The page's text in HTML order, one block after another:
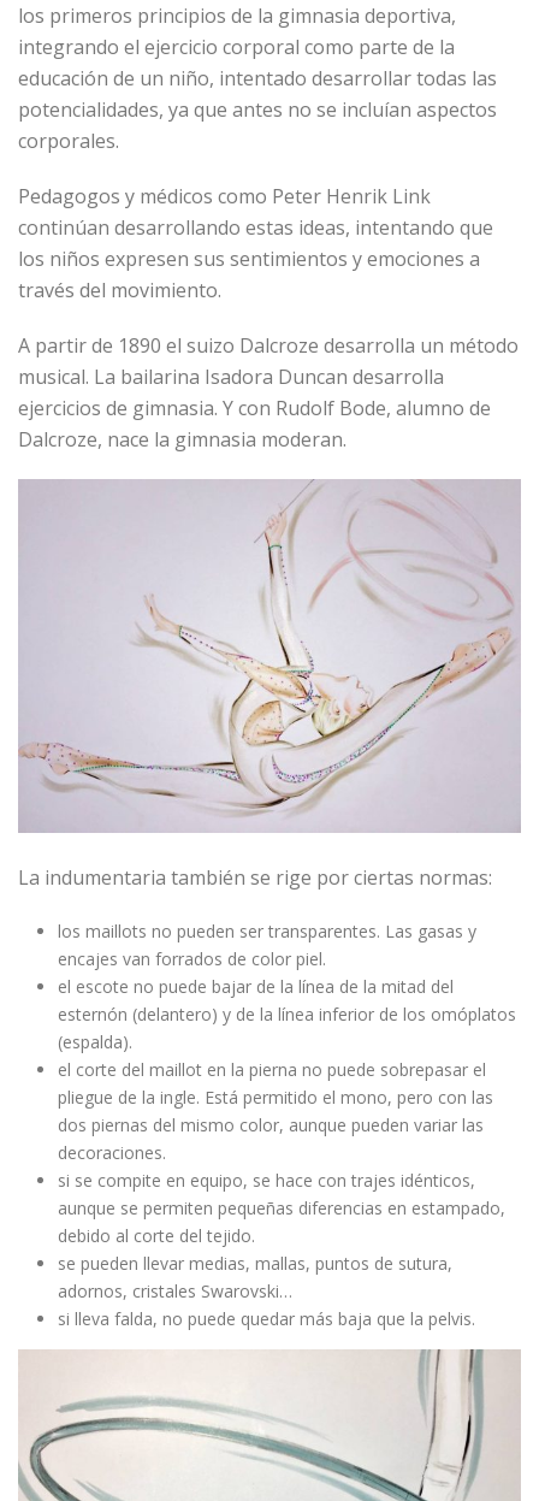
los primeros principios de la gimnasia deportiva,
integrando el ejercicio corporal como parte de la
educación de un niño, intentado desarrollar todas las
potencialidades, ya que antes no se incluían aspectos
corporales.
Pedagogos y médicos como Peter Henrik Link
continúan desarrollando estas ideas, intentando que
los niños expresen sus sentimientos y emociones a
través del movimiento.
A partir de 1890 el suizo Dalcroze desarrolla un método
musical. La bailarina Isadora Duncan desarrolla
ejercicios de gimnasia. Y con Rudolf Bode, alumno de
Dalcroze, nace la gimnasia moderan.
La indumentaria también se rige por ciertas normas:
los maillots no pueden ser transparentes. Las gasas y
encajes van forrados de color piel.
el escote no puede bajar de la línea de la mitad del
esternón (delantero) y de la línea inferior de los omóplatos
(espalda).
el corte del maillot en la pierna no puede sobrepasar el
pliegue de la ingle. Está permitido el mono, pero con las
dos piernas del mismo color, aunque pueden variar las
decoraciones.
si se compite en equipo, se hace con trajes idénticos,
aunque se permiten pequeñas diferencias en estampado,
debido al corte del tejido.
se pueden llevar medias, mallas, puntos de sutura,
adornos, cristales Swarovski…
si lleva falda, no puede quedar más baja que la pelvis.